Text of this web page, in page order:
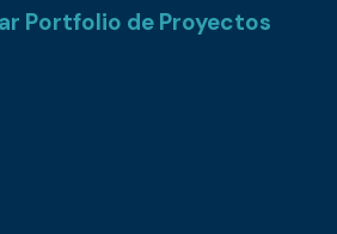
Portfolio de Proyectos